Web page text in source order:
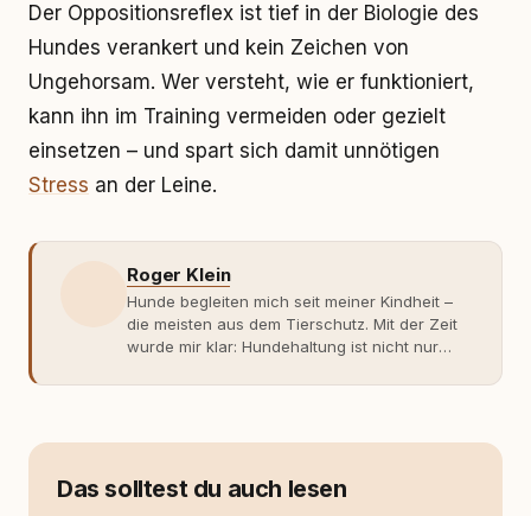
Der Oppositionsreflex ist tief in der Biologie des
Hundes verankert und kein Zeichen von
Ungehorsam. Wer versteht, wie er funktioniert,
kann ihn im Training vermeiden oder gezielt
einsetzen – und spart sich damit unnötigen
Stress an der Leine.
Roger Klein
Hunde begleiten mich seit meiner Kindheit –
die meisten aus dem Tierschutz. Mit der Zeit
wurde mir klar: Hundehaltung ist nicht nur
Fachwissen. Der Wendepunkt kam mit meinem
moderner Hundeerziehung
Das solltest du auch lesen